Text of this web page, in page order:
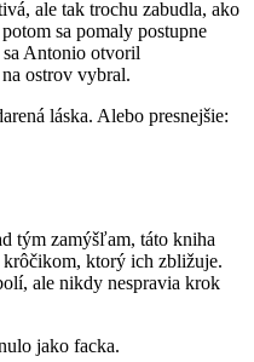
ale tak trochu zabudla, ako
sa pomaly postupne
Antonio otvoril
ostrov vybral.
láska. Alebo presnejšie:
tým zamýšľam, táto kniha
krôčikom, ktorý ich zbližuje.
ale nikdy nespravia krok
jako facka.